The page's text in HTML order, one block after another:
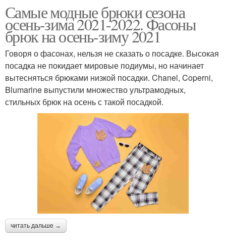
Самые модные брюки сезона
осень-зима 2021-2022. Фасоны
брюк на осень-зиму 2021
Говоря о фасонах, нельзя не сказать о посадке. Высокая
посадка не покидает мировые подиумы, но начинает
вытесняться брюками низкой посадки. Chanel, Coperni,
Blumarine выпустили множество ультрамодных,
стильных брюк на осень с такой посадкой.
читать дальше →